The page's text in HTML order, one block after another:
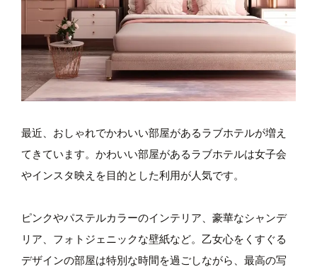
最近、おしゃれでかわいい部屋があるラブホテルが増え
てきています。かわいい部屋があるラブホテルは女子会
やインスタ映えを目的とした利用が人気です。
ピンクやパステルカラーのインテリア、豪華なシャンデ
リア、フォトジェニックな壁紙など。乙女心をくすぐる
デザインの部屋は特別な時間を過ごしながら、最高の写